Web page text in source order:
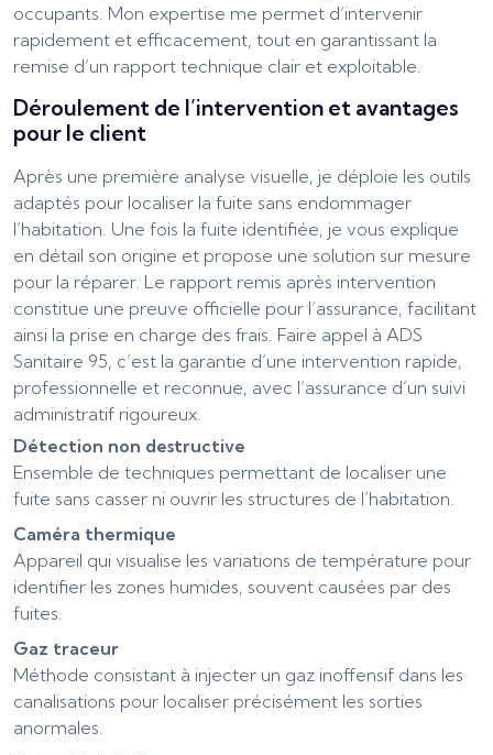
occupants. Mon expertise me permet d’intervenir
rapidement et efficacement, tout en garantissant la
remise d’un rapport technique clair et exploitable.
Déroulement de l’intervention et avantages
pour le client
Après une première analyse visuelle, je déploie les outils
adaptés pour localiser la fuite sans endommager
l’habitation. Une fois la fuite identifiée, je vous explique
en détail son origine et propose une solution sur mesure
pour la réparer. Le rapport remis après intervention
constitue une preuve officielle pour l’assurance, facilitant
ainsi la prise en charge des frais. Faire appel à ADS
Sanitaire 95, c’est la garantie d’une intervention rapide,
professionnelle et reconnue, avec l’assurance d’un suivi
administratif rigoureux.
Détection non destructive
Ensemble de techniques permettant de localiser une
fuite sans casser ni ouvrir les structures de l’habitation.
Caméra thermique
Appareil qui visualise les variations de température pour
identifier les zones humides, souvent causées par des
fuites.
Gaz traceur
Méthode consistant à injecter un gaz inoffensif dans les
canalisations pour localiser précisément les sorties
anormales.